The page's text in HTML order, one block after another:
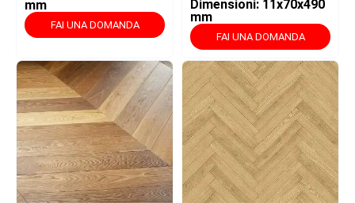
mm
FAI UNA DOMANDA
Dimensioni: 11x70x490
mm
FAI UNA DOMANDA